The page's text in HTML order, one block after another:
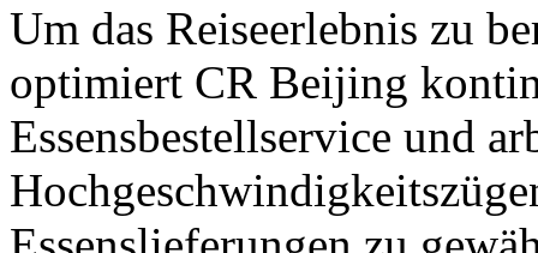
Um das Reiseerlebnis zu
optimiert CR Beijing
Essensbestellservice und